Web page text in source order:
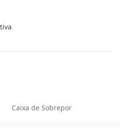
Caixa de Sobrepor